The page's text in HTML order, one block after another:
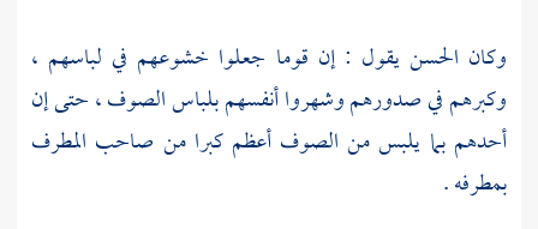
وكان الحسنيقول : إن قوما جعلوا خشوعهم في لباسهم ،
وكبرهم في صدورهم وشهروا أنفسهم بلباس الصوف ، حتى إن
أحدهم بما يلبس من الصوف أعظم كبرا من صاحب المطرف
بمطرفه .